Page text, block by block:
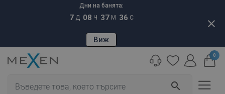
Дни на банята:
7 Д 08 Ч 37 М 35 С
Виж
close
search
0